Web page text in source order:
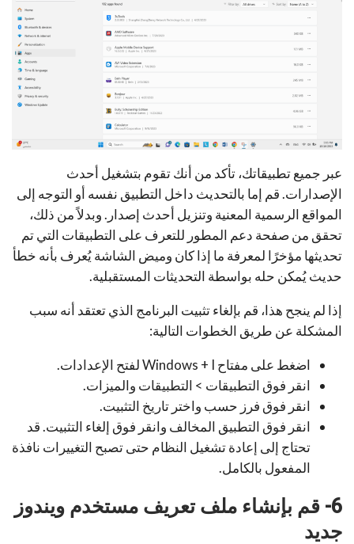
عبر جميع تطبيقاتك، تأكد من أنك تقوم بتشغيل أحدث
الإصدارات. قم إما بالتحديث داخل التطبيق نفسه أو التوجه إلى
المواقع الرسمية المعنية وتنزيل أحدث إصدار. وبدلاً من ذلك،
تحقق من صفحة دعم المطور للتعرف على التطبيقات التي تم
تحديثها مؤخرًا لمعرفة ما إذا كان وميض الشاشة يُعرف بأنه خطأ
حديث يُمكن حله بواسطة التحديثات المستقبلية.
إذا لم ينجح هذا، قم بإلغاء تثبيت البرنامج الذي تعتقد أنه سبب
المشكلة عن طريق الخطوات التالية:
اضغط على مفتاح Windows + I لفتح الإعدادات.
انقر فوق التطبيقات > التطبيقات والميزات.
انقر فوق فرز حسب واختر تاريخ التثبيت.
انقر فوق التطبيق المخالف وانقر فوق إلغاء التثبيت. قد
تحتاج إلى إعادة تشغيل النظام حتى تصبح التغييرات نافذة
المفعول بالكامل.
6- قم بإنشاء ملف تعريف مستخدم ويندوز
جديد